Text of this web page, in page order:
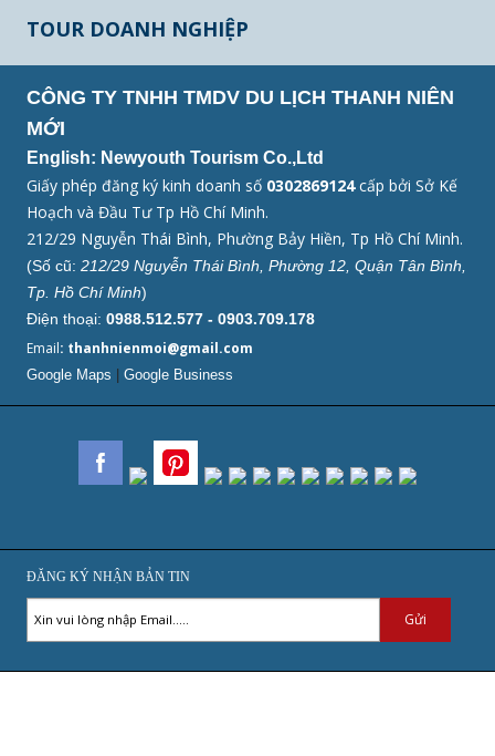
TOUR DOANH NGHIỆP
CÔNG TY TNHH TMDV DU LỊCH THANH NIÊN
MỚI
English: Newyouth Tourism Co.,Ltd
Giấy phép đăng ký kinh doanh số 0302869124cấp bởi Sở Kế
Hoạch và Đầu Tư Tp Hồ Chí Minh.
212/29 Nguyễn Thái Bình, Phường Bảy Hiền, Tp Hồ Chí Minh.
(Số cũ: 212/29 Nguyễn Thái Bình, Phường 12, Quận Tân Bình,
Tp. Hồ Chí Minh)
Điện thoại: 0988.512.577 - 0903.709.178
Email: thanhnienmoi@gmail.com
Google Maps Google Business
ĐĂNG KÝ NHẬN BẢN TIN